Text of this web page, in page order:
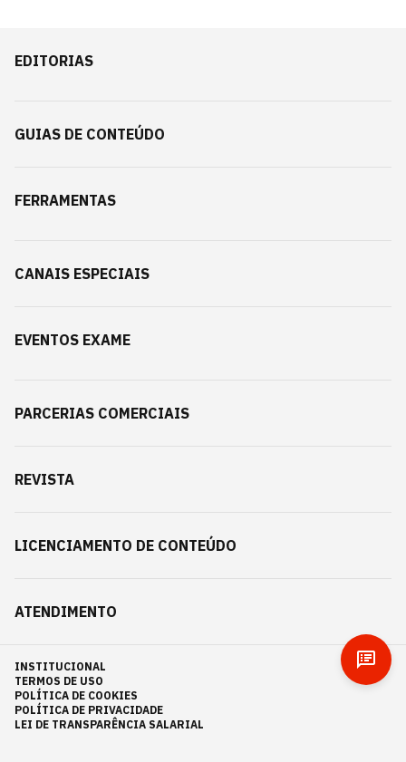
EDITORIAS
GUIAS DE CONTEÚDO
FERRAMENTAS
CANAIS ESPECIAIS
EVENTOS EXAME
PARCERIAS COMERCIAIS
REVISTA
LICENCIAMENTO DE CONTEÚDO
ATENDIMENTO
INSTITUCIONAL
TERMOS DE USO
POLÍTICA DE COOKIES
POLÍTICA DE PRIVACIDADE
LEI DE TRANSPARÊNCIA SALARIAL